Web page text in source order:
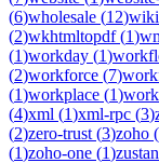
(6)wholesale (12)wiki
(2)wkhtmltopdf(1)
(1)workday (1)
(2)workforce (7)
(1)workplace (1)
(4)xml (1)xml-rpc (3)
(2)zero-trust (3)zoho (
(1)zoho-one (1)